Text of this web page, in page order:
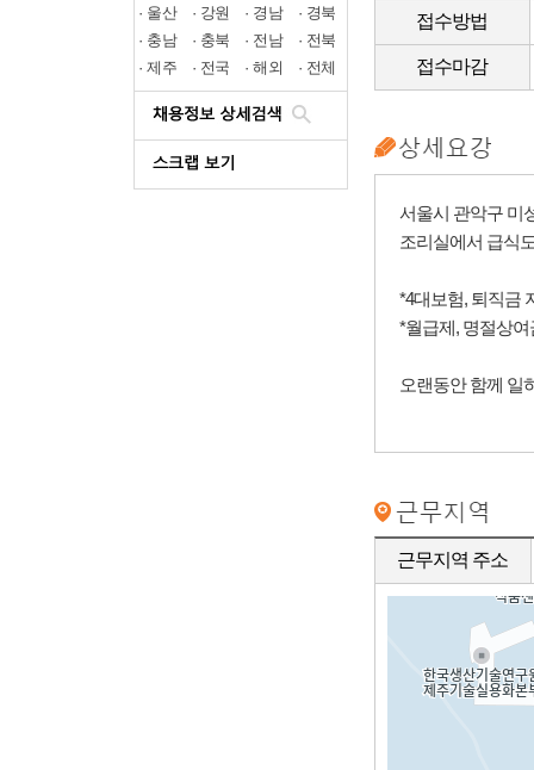
· 울산 · 강원 · 경남 · 경북
· 충남 · 충북 · 전남 · 전북
· 제주 · 전국 · 해외 · 전체
접수방법
접수마감
서울시 관악구 미
조리실에서 급식
*4대보험, 퇴직금
*월급제, 명절상여
오랜동안 함께 일
근무지역 주소